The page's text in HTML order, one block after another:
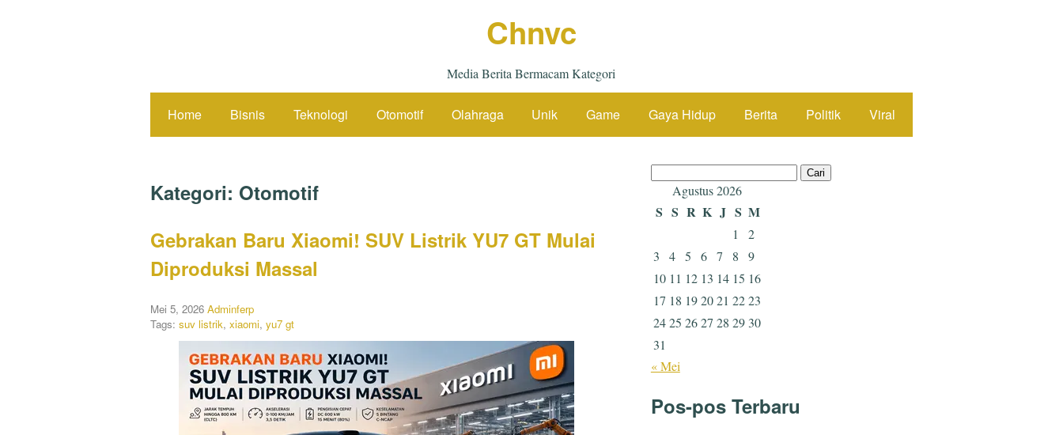
Chnvc
Media Berita Bermacam Kategori
Home Bisnis Teknologi Otomotif Olahraga Unik Game Gaya Hidup Berita Politik Viral
Kategori: Otomotif
Gebrakan Baru Xiaomi! SUV Listrik YU7 GT Mulai
Diproduksi Massal
Mei 5, 2026 Adminferp
Tags: suv listrik, xiaomi, yu7 gt
Cari
untuk:Agustus 2026
S S R K J S M
1
2
3
4 5 6 7 8
9
10 11 12 13 14 15 16
17 18 192021 2223
2425 2627 28 29 30
31
« Mei
Pos-pos Terbaru